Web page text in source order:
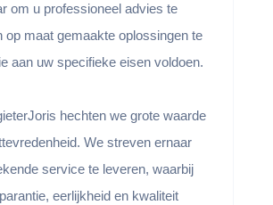
om u professioneel advies te
op maat gemaakte oplossingen te
aan uw specifieke eisen voldoen.
hechten we grote waarde
We streven ernaar
service te leveren, waarbij
eerlijkheid en kwaliteit